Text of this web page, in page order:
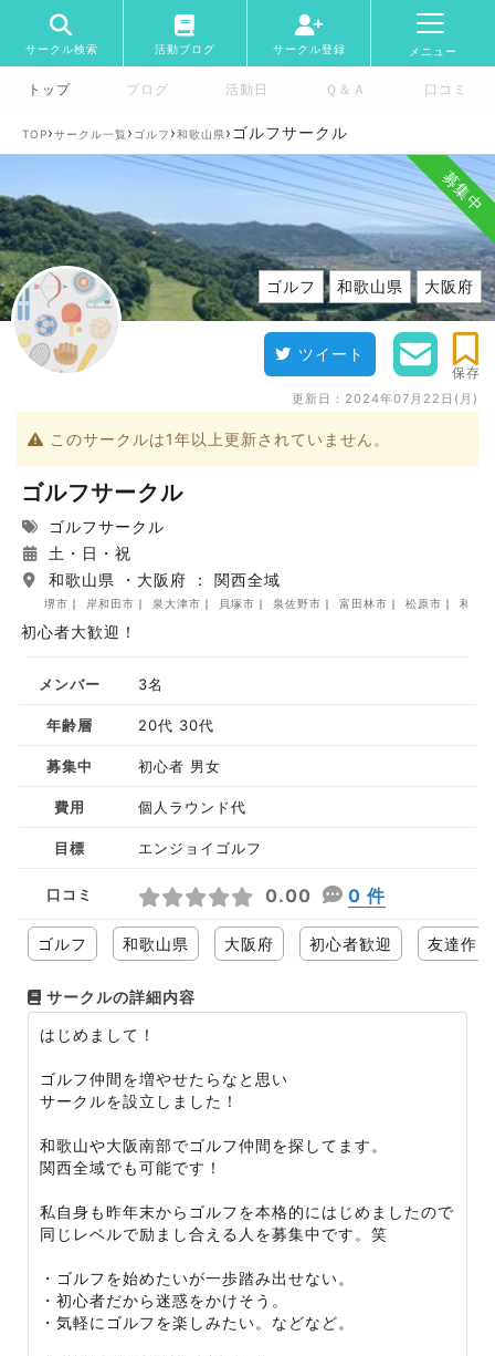
サークル検索 活動ブログ サークル登録 メニュー
トップ ブログ 活動日 Ｑ＆Ａ 口コミ
TOP›サークル一覧 › ゴルフ ›和歌山県› ゴルフサークル
募集中
ゴルフ 和歌山県 大阪府
ツイート
保存
更新日： 2024年07月22日(月)
このサークルは1年以上更新されていません。
ゴルフサークル
ゴルフサークル
土・日・祝
和歌山県 ・大阪府 ： 関西全域
堺市 岸和田市 泉大津市 貝塚市 泉佐野市 富田林市 松原市 和泉市
初心者大歓迎！
メンバー 3名
年齢層 20代 30代
募集中 初心者 男女
費用 個人ラウンド代
目標 エンジョイゴルフ
口コミ 0.00 0 件
ゴルフ 和歌山県 大阪府 初心者歓迎 友達作り
サークルの詳細内容
はじめまして！
ゴルフ仲間を増やせたらなと思い
サークルを設立しました！
和歌山や大阪南部でゴルフ仲間を探してます。
関西全域でも可能です！
私自身も昨年末からゴルフを本格的にはじめましたので
同じレベルで励まし合える人を募集中です。笑
・ゴルフを始めたいが一歩踏み出せない。
・初心者だから迷惑をかけそう。
・気軽にゴルフを楽しみたい。などなど。